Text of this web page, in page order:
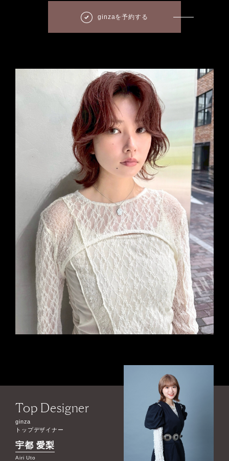
ginzaを予約する
Top Designer
ginza
トップデザイナー
宇都 愛梨
Airi Uto